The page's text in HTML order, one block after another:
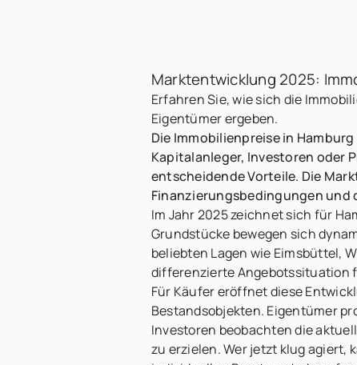
Marktentwicklung 2025:
Erfahren Sie, wie sich die
Eigentümer ergeben.
Die Immobilienpreise in
Kapitalanleger, Investoren oder
entscheidende Vorteile. Die
Finanzierungsbedingungen und
Im Jahr 2025 zeichnet sich für
Grundstücke bewegen sich
beliebten Lagen wie Eimsbüttel,
differenzierte Angebotssituation
Für Käufer eröffnet diese
Bestandsobjekten. Eigentümer
Investoren beobachten die
zu erzielen. Wer jetzt klug agiert,